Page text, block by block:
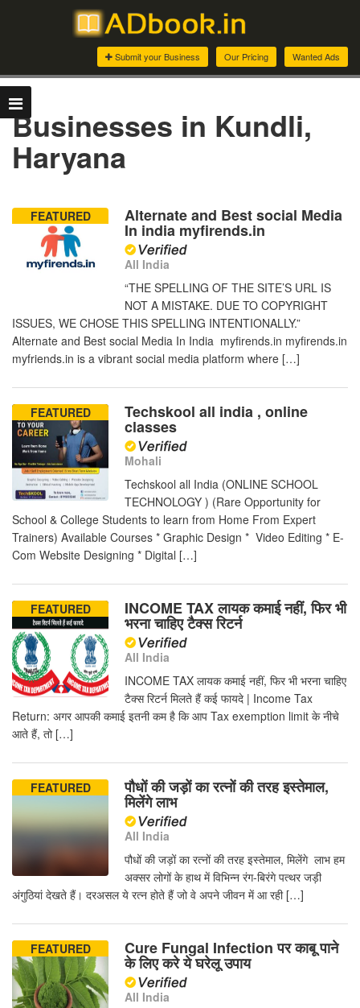
Wanted Ads
Our Pricing
Submit your Business
Businesses in Kundli,
Haryana
FEATURED Alternate and Best social Media
In india myfirends.in
All India
“THE SPELLING OF THE SITE’S URL IS
NOT A MISTAKE. DUE TO COPYRIGHT
ISSUES, WE CHOSE THIS SPELLING INTENTIONALLY.”
Alternate and Best social Media In India myfirends.in myfirends.in
myfriends.in is a vibrant social media platform where […]
FEATURED Techskool all india , online
classes
Mohali
Techskool all India (ONLINE SCHOOL
TECHNOLOGY ) (Rare Opportunity for
School & College Students to learn from Home From Expert
Trainers) Available Courses * Graphic Design * Video Editing * E-
Com Website Designing * Digital […]
FEATURED INCOME TAX लायक कमाई नहीं, फिर भी
भरना चाहिए टैक्स रिटर्न
All India
INCOME TAX लायक कमाई नहीं, फिर भी भरना चाहिए
टैक्स रिटर्न मिलते हैं कई फायदे | Income Tax
Return: अगर आपकी कमाई इतनी कम है कि आप Tax exemption limit के नीचे
आते हैं, तो […]
FEATURED पौधों की जड़ों का रत्नों की तरह इस्तेमाल,
मिलेंगे लाभ
All India
पौधों की जड़ों का रत्नों की तरह इस्तेमाल, मिलेंगे लाभ हम
अक्सर लोगों के हाथ में विभिन्न रंग-बिरंगे पत्थर जड़ी
अंगुठियां देखते हैं। दरअसल ये रत्न होते हैं जो वे अपने जीवन में आ रही […]
FEATURED Cure Fungal Infection पर काबू पाने
के लिए करे ये घरेलू उपाय
All India